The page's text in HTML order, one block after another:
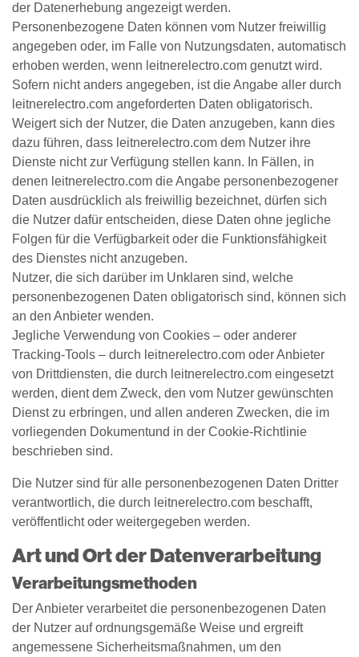
der Datenerhebung angezeigt werden.
Personenbezogene Daten können vom Nutzer freiwillig
angegeben oder, im Falle von Nutzungsdaten, automatisch
erhoben werden, wenn leitnerelectro.com genutzt wird.
Sofern nicht anders angegeben, ist die Angabe aller durch
leitnerelectro.com angeforderten Daten obligatorisch.
Weigert sich der Nutzer, die Daten anzugeben, kann dies
dazu führen, dass leitnerelectro.com dem Nutzer ihre
Dienste nicht zur Verfügung stellen kann. In Fällen, in
denen leitnerelectro.com die Angabe personenbezogener
Daten ausdrücklich als freiwillig bezeichnet, dürfen sich
die Nutzer dafür entscheiden, diese Daten ohne jegliche
Folgen für die Verfügbarkeit oder die Funktionsfähigkeit
des Dienstes nicht anzugeben.
Nutzer, die sich darüber im Unklaren sind, welche
personenbezogenen Daten obligatorisch sind, können sich
an den Anbieter wenden.
Jegliche Verwendung von Cookies – oder anderer
Tracking-Tools – durch leitnerelectro.com oder Anbieter
von Drittdiensten, die durch leitnerelectro.com eingesetzt
werden, dient dem Zweck, den vom Nutzer gewünschten
Dienst zu erbringen, und allen anderen Zwecken, die im
vorliegenden Dokumentund in der Cookie-Richtlinie
beschrieben sind.
Die Nutzer sind für alle personenbezogenen Daten Dritter
verantwortlich, die durch leitnerelectro.com beschafft,
veröffentlicht oder weitergegeben werden.
Art und Ort der Datenverarbeitung
Verarbeitungsmethoden
Der Anbieter verarbeitet die personenbezogenen Daten
der Nutzer auf ordnungsgemäße Weise und ergreift
angemessene Sicherheitsmaßnahmen, um den